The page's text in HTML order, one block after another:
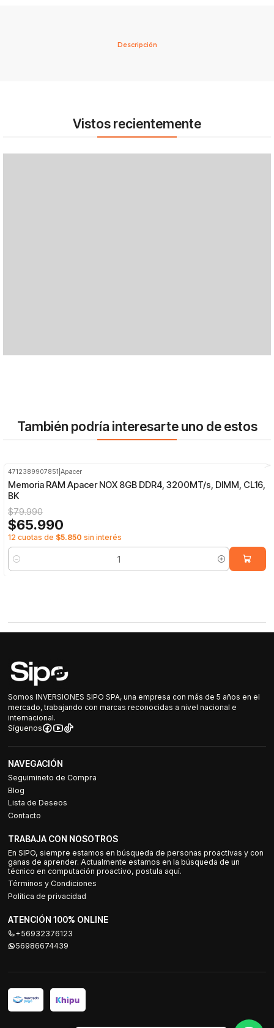
Descripción
Vistos recientemente
También podría interesarte uno de estos
4712389907851 |Apacer
Memoria RAM Apacer NOX 8GB DDR4, 3200MT/s, DIMM, CL16,
BK
$79.990
$65.990
12 cuotas de $5.850 sin interés
Cantidad
Somos INVERSIONES SIPO SPA, una empresa con más de 5 años en el
mercado, trabajando con marcas reconocidas a nivel nacional e
internacional.
Síguenos
NAVEGACIÓN
Seguimineto de Compra
Blog
Lista de Deseos
Contacto
TRABAJA CON NOSOTROS
En SIPO, siempre estamos en búsqueda de personas proactivas y con
ganas de aprender. Actualmente estamos en la búsqueda de un
técnico en computación proactivo, postula aquí.
Términos y Condiciones
Política de privacidad
ATENCIÓN 100% ONLINE
+56932376123
56986674439